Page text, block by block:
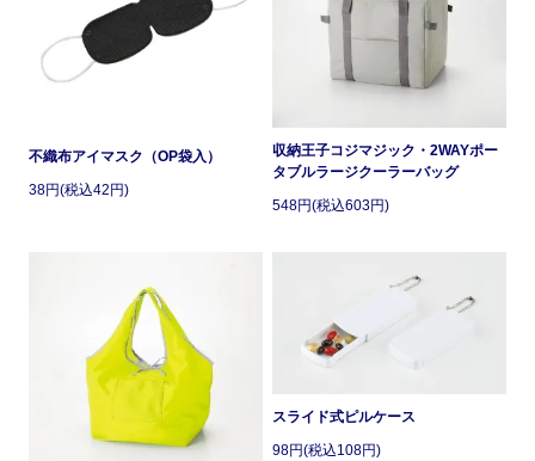
不織布アイマスク（OP袋入）
38円(税込42円)
収納王子コジマジック・2WAYポー
タブルラージクーラーバッグ
548円(税込603円)
スライド式ピルケース
98円(税込108円)